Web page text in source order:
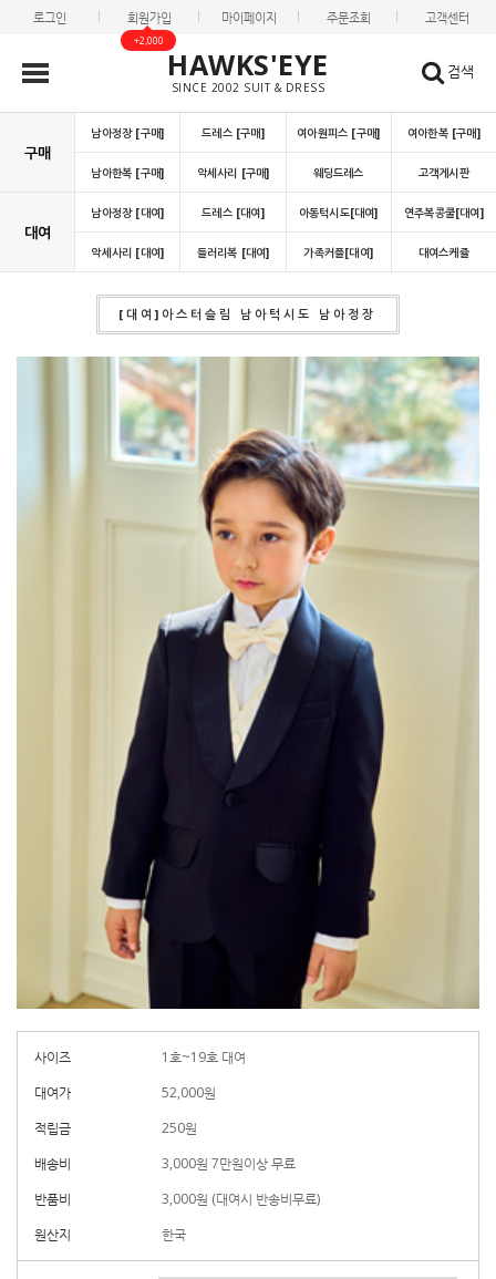
로그인 회원가입
+2,000
마이페이지 주문조회 고객센터
HAWKS'EYE
SINCE 2002 SUIT & DRESS
검색
구매
남아정장 [구매] 드레스 [구매] 여아원피스 [구매] 여아한복 [구매]
남아한복 [구매] 악세사리 [구매] 웨딩드레스 고객게시판
대여
남아정장 [대여] 드레스 [대여] 아동턱시도[대여] 연주복콩쿨[대여]
악세사리 [대여] 들러리복 [대여] 가족커플[대여] 대여스케쥴
[대여]아스터슬림 남아턱시도 남아정장
사이즈
1호~19호 대여
대여가
52,000원
적립금
250원
배송비
3,000원 7만원이상 무료
반품비
3,000원 (대여시 반송비무료)
원산지
한국